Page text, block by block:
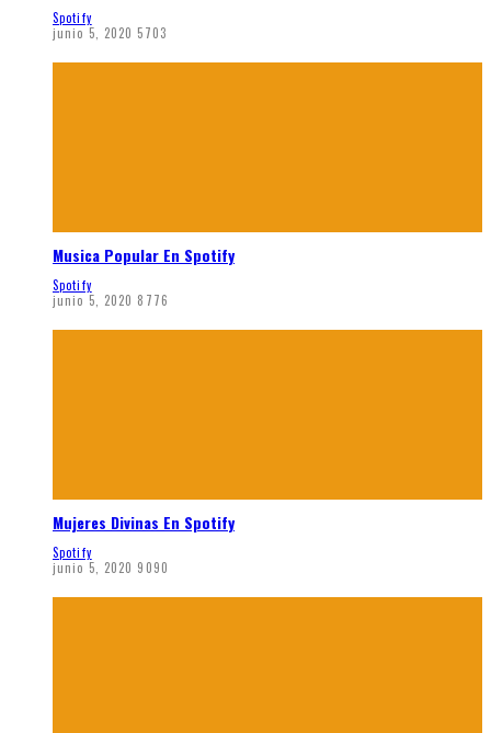
Spotify
junio 5, 2020 5703
Musica Popular En Spotify
Spotify
junio 5, 2020 8776
Mujeres Divinas En Spotify
Spotify
junio 5, 2020 9090